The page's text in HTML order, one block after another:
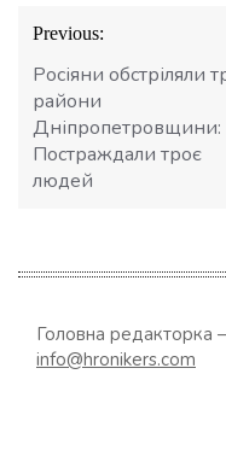
Навігація
записів
Previous:
Росіяни обстріляли
райони
Дніпропетровщини:
Постраждали троє
людей
Головна редакторка
info@hronikers.com